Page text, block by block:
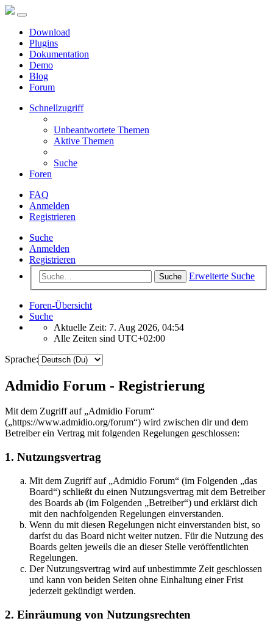
Download
Plugins
Dokumentation
Demo
Blog
Forum
Schnellzugriff
Unbeantwortete Themen
Aktive Themen
Suche
Foren
FAQ
Anmelden
Registrieren
Suche
Anmelden
Registrieren
Suche Erweiterte Suche
Foren-Übersicht
Suche
Aktuelle Zeit: 7. Aug 2026, 04:54
Alle Zeiten sind UTC+02:00
Sprache:
Admidio Forum - Registrierung
Mit dem Zugriff auf „Admidio Forum“
(„https://www.admidio.org/forum“) wird zwischen dir und dem
Betreiber ein Vertrag mit folgenden Regelungen geschlossen:
1. Nutzungsvertrag
Mit dem Zugriff auf „Admidio Forum“ (im Folgenden „das
Board“) schließt du einen Nutzungsvertrag mit dem Betreiber
des Boards ab (im Folgenden „Betreiber“) und erklärst dich
mit den nachfolgenden Regelungen einverstanden.
Wenn du mit diesen Regelungen nicht einverstanden bist, so
darfst du das Board nicht weiter nutzen. Für die Nutzung des
Boards gelten jeweils die an dieser Stelle veröffentlichten
Regelungen.
Der Nutzungsvertrag wird auf unbestimmte Zeit geschlossen
und kann von beiden Seiten ohne Einhaltung einer Frist
jederzeit gekündigt werden.
2. Einräumung von Nutzungsrechten